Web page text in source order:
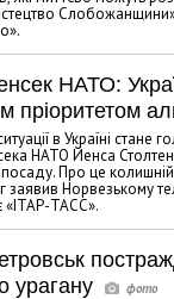
НАТО:
пріоритетом
в Україні стане
НАТО Йенса
посаду. Про це
заявив Норвезькому
«ІТАР-ТАСС».
урагану